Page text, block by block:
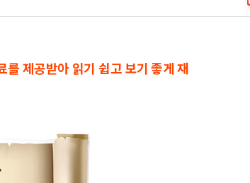
제공받아 읽기 쉽고 보기 좋게 재